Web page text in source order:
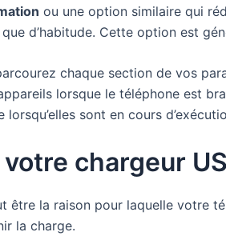
ou une option similaire qui
d’habitude. Cette option est
chaque section de vos
lorsque le téléphone est
sont en cours
chargeur
être la raison pour laquelle votre
la charge.